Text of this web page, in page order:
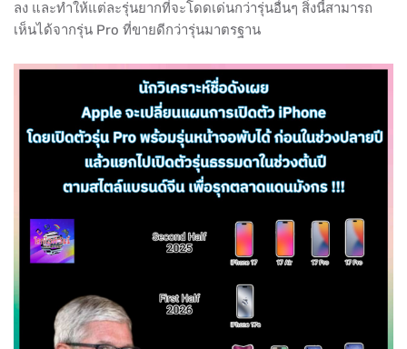
ลง และทำให้แต่ละรุ่นยากที่จะโดดเด่นกว่ารุ่นอื่นๆ สิ่งนี้สามารถ
เห็นได้จากรุ่น Pro ที่ขายดีกว่ารุ่นมาตรฐาน